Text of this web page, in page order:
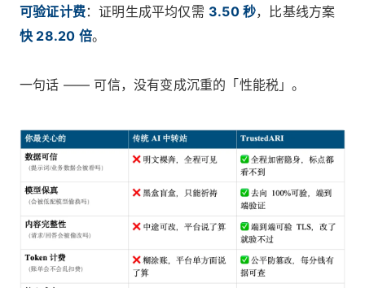
可验证计费：证明生成平均仅需 3.50 秒，比基线方案
快 28.20 倍。
一句话 —— 可信，没有变成沉重的「性能税」。